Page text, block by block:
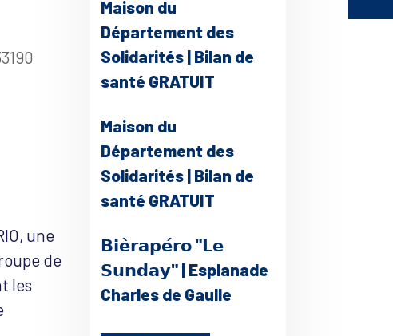
Outlook Live
une
de
les
Maison du
Département des
Solidarités | Bilan de
santé GRATUIT
Maison du
Département des
Solidarités | Bilan de
santé GRATUIT
𝗕𝗶𝗲̀𝗿𝗮𝗽𝗲́𝗿𝗼 "𝗟𝗲
𝗦𝘂𝗻𝗱𝗮𝘆" | Esplanade
Charles de Gaulle